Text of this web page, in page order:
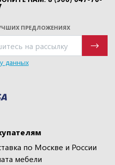
ПРЕДЛОЖЕНИЯХ
данных
по Москве и России
мебели